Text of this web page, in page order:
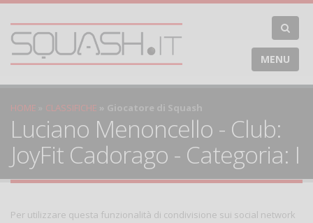
MENU
HOME CLASSIFICHE Giocatore di Squash
Luciano Menoncello - Club:
JoyFit Cadorago - Categoria: I
Per utilizzare questa funzionalità di condivisione sui social network